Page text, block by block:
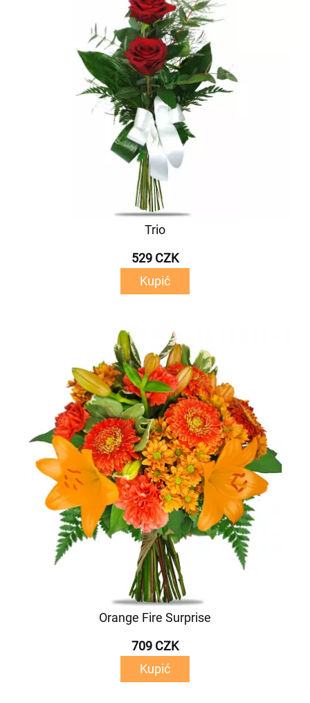
Trio
529 CZK
Kupić
Orange Fire Surprise
709 CZK
Kupić